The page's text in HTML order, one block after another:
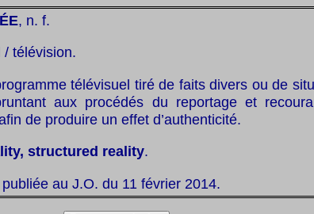
, n. f.
/ télévision.
télévisuel tiré de faits divers ou de
aux procédés du reportage et
de produire un effet d’authenticité.
structured reality.
au J.O. du 11 février 2014.